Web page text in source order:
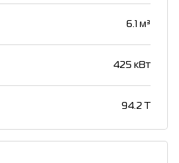
6.1 м³
425 кВт
94.2 T